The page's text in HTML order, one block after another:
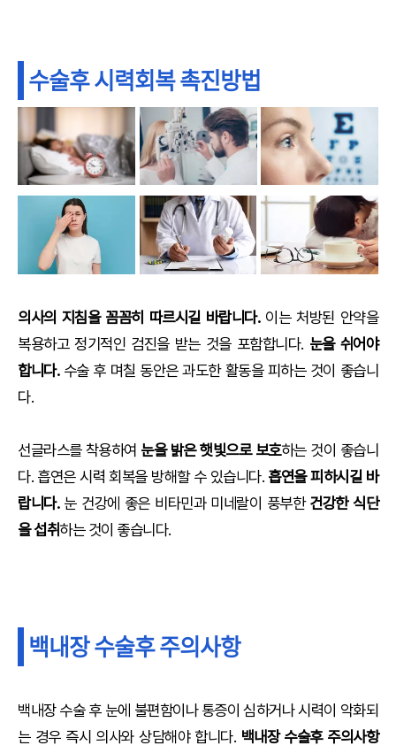
수술후 시력회복 촉진방법
의사의 지침을 꼼꼼히 따르시길 바랍니다.이는 처방된 안약을
복용하고 정기적인 검진을 받는 것을 포함합니다. 눈을 쉬어야
합니다.수술 후 며칠 동안은 과도한 활동을 피하는 것이 좋습니
다.
선글라스를 착용하여 눈을 밝은 햇빛으로 보호하는 것이 좋습니
다. 흡연은 시력 회복을 방해할 수 있습니다. 흡연을 피하시길 바
랍니다.눈 건강에 좋은 비타민과 미네랄이 풍부한건강한 식단
을 섭취하는 것이 좋습니다.
백내장 수술후 주의사항
백내장 수술 후 눈에 불편함이나 통증이 심하거나 시력이 악화되
는 경우 즉시 의사와 상담해야 합니다. 백내장 수술후 주의사항